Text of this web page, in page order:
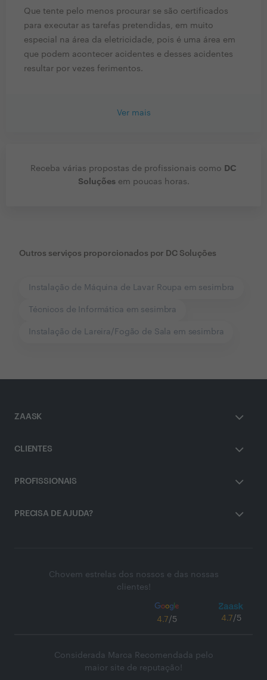
Que tente pelo menos procurar se são certificados
para executar as tarefas pretendidas, em muito
especial na área da eletricidade, pois é uma área em
que podem acontecer acidentes e desses acidentes
resultar por vezes ferimentos.
Ver mais
Receba várias propostas de profissionais como DC
Soluçõesem poucas horas.
Outros serviços proporcionados por DC Soluções
Instalação de Máquina de Lavar Roupa em sesimbra
Técnicos de Informática em sesimbra
Instalação de Lareira/Fogão de Sala em sesimbra
ZAASK
CLIENTES
PROFISSIONAIS
PRECISA DE AJUDA?
Chovem estrelas dos nossos e das nossas
clientes!
4.7/5 4.7/5
Considerada Marca Recomendada pelo
maior site de reputação!